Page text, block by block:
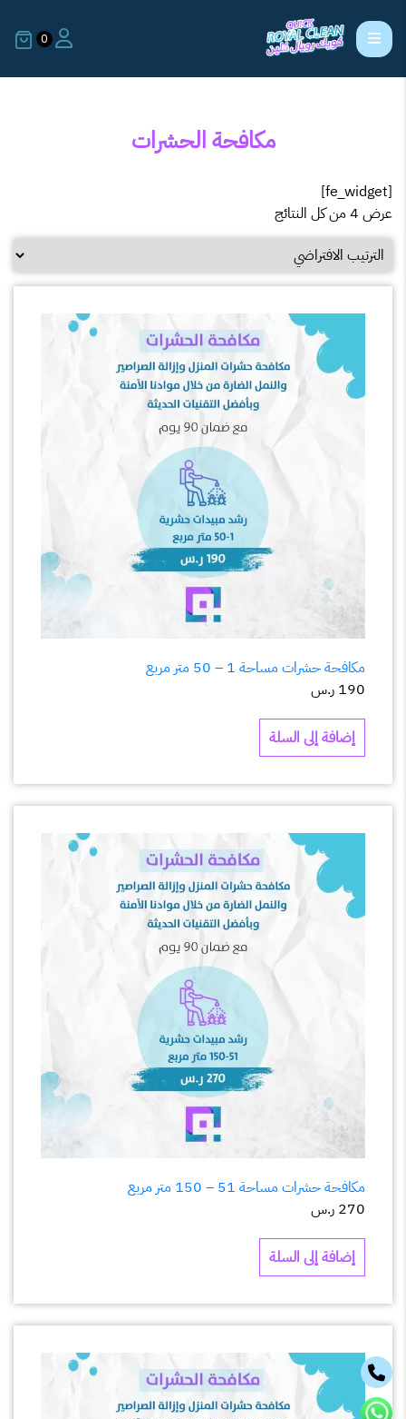
0
مكافحة الحشرات
[fe_widget]
عرض ⁦4⁩ من كل النتائج
مكافحة حشرات مساحة 1 – 50 متر مربع
190 ر.س
إضافة إلى السلة
مكافحة حشرات مساحة 51 – 150 متر مربع
270 ر.س
إضافة إلى السلة